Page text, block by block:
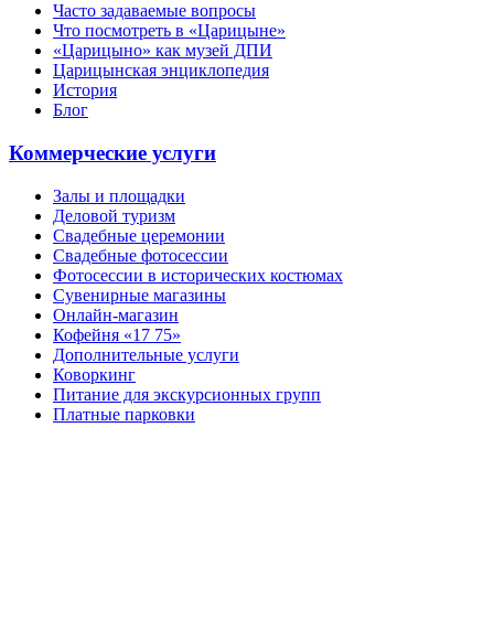
Часто задаваемые вопросы
Что посмотреть в «Царицыне»
«Царицыно» как музей ДПИ
Царицынская энциклопедия
История
Блог
Коммерческие услуги
Залы и площадки
Деловой туризм
Свадебные церемонии
Свадебные фотосессии
Фотосессии в исторических костюмах
Сувенирные магазины
Онлайн-магазин
Кофейня «17 75»
Дополнительные услуги
Коворкинг
Питание для экскурсионных групп
Платные парковки